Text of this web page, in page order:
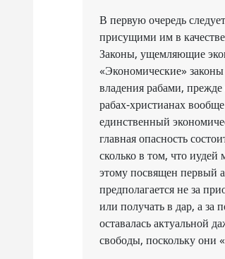
В первую очередь
присущими им в
Законы, ущемляющие
«Экономические»
владения рабами,
рабах-христианах
единственный
главная опасность
сколько в том, что
этому посвящен первый
предполагается не за
или получать в дар, а за
оставалась актуальной
свободы, поскольку они